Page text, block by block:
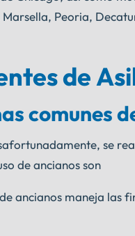
Peoria,
de
comunes
se
de ancianos son
ancianos maneja las